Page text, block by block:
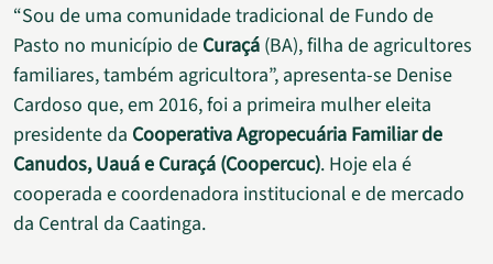
“Sou de uma comunidade tradicional de Fundo de
Pasto no município de Curaçá (BA), filha de agricultores
familiares, também agricultora”, apresenta-se Denise
Cardoso que, em 2016, foi a primeira mulher eleita
presidente da Cooperativa Agropecuária Familiar de
Canudos, Uauá e Curaçá (Coopercuc). Hoje ela é
cooperada e coordenadora institucional e de mercado
da Central da Caatinga.